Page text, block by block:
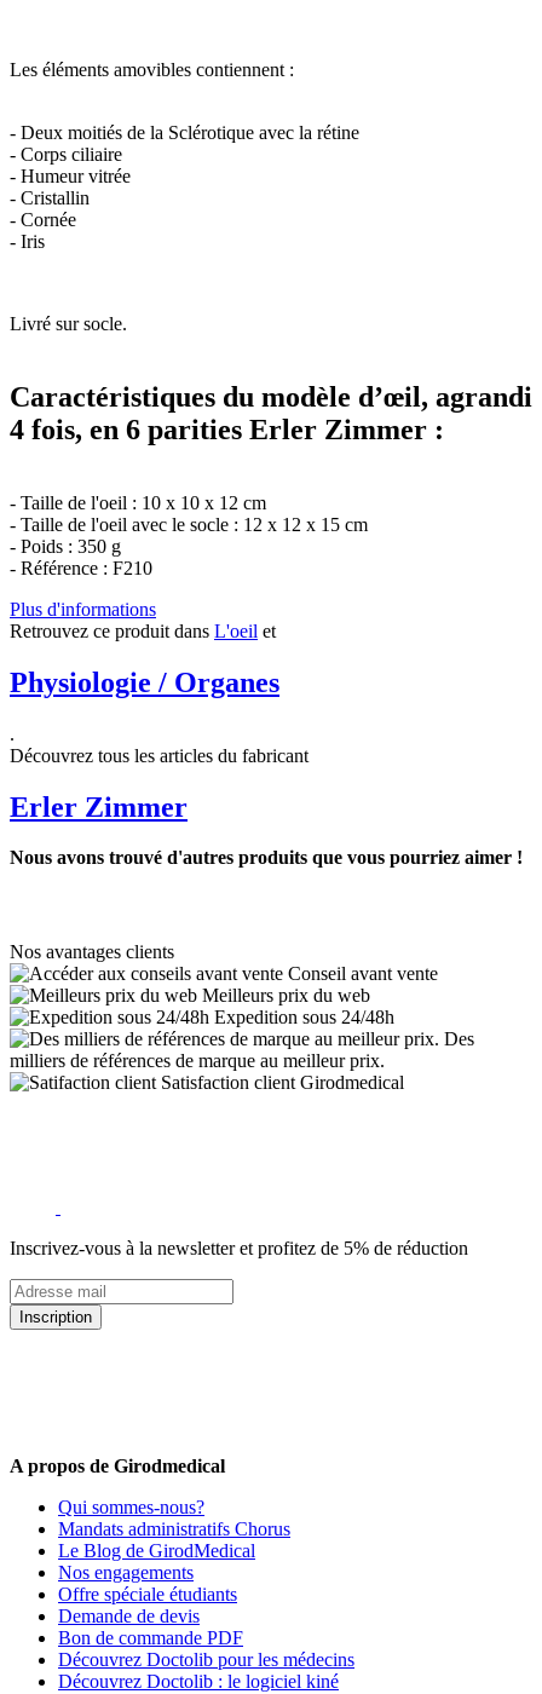
Les éléments amovibles contiennent :
- Deux moitiés de la Sclérotique avec la rétine
- Corps ciliaire
- Humeur vitrée
- Cristallin
- Cornée
- Iris
Livré sur socle.
Caractéristiques du modèle d’œil, agrandi
4 fois, en 6 parities Erler Zimmer :
- Taille de l'oeil : 10 x 10 x 12 cm
- Taille de l'oeil avec le socle : 12 x 12 x 15 cm
- Poids : 350 g
- Référence : F210
Plus d'informations
Retrouvez ce produit dans L'oeil et
Physiologie / Organes
.
Découvrez tous les articles du fabricant
Erler Zimmer
Nous avons trouvé d'autres produits que vous pourriez aimer !
Nos avantages clients
Conseil avant vente
Meilleurs prix du web
Expedition sous 24/48h
Des
milliers de références de marque au meilleur prix.
Satisfaction client Girodmedical
Inscrivez-vous à la newsletter et profitez de 5% de réduction
Inscription
A propos de Girodmedical
Qui sommes-nous?
Mandats administratifs Chorus
Le Blog de GirodMedical
Nos engagements
Offre spéciale étudiants
Demande de devis
Bon de commande PDF
Découvrez Doctolib pour les médecins
Découvrez Doctolib : le logiciel kiné